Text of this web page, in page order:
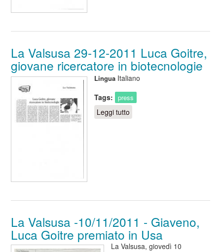
La Valsusa 29-12-2011 Luca Goitre,
giovane ricercatore in biotecnologie
Lingua Italiano
Tags:
press
Leggi tutto
Luca Goitre, giovane
La Valsusa -10/11/2011 - Giaveno,
Luca Goitre premiato in Usa
La Valsusa, giovedì 10